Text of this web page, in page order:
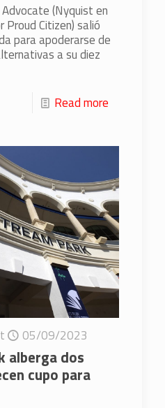
(Nyquist en
Proud Citizen) salió
para apoderarse de
a su diez
Read more
05/09/2023
alberga dos
cupo para